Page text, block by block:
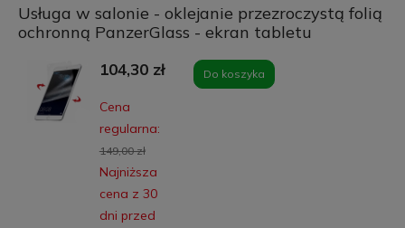
Usługa w salonie - oklejanie przezroczystą folią
ochronną PanzerGlass - ekran tabletu
104,30 zł
Cena
regularna:
149,00 zł
Najniższa
cena z 30
dni przed
Do koszyka